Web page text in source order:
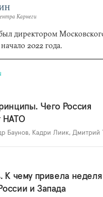
Карнеги
директором
2022 года.
Чего Россия
НАТО
Баунов, Кадри Лиик, Дмитрий
К чему привела неделя
и Запада